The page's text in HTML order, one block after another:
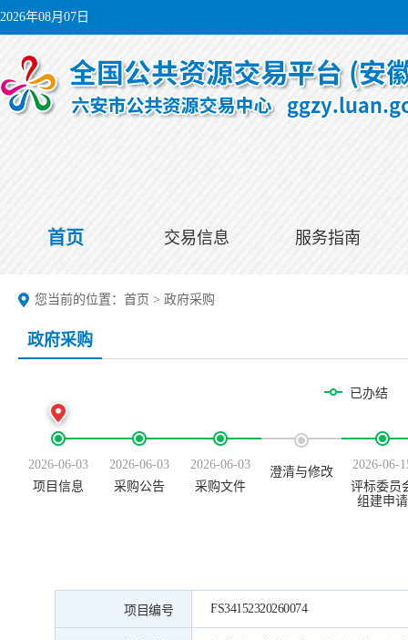
2026年08月07日
首页 交易信息 服务指南
您当前的位置： 首页 > 政府采购
政府采购
已办结
2026-06-03
项目信息
2026-06-03
采购公告
2026-06-03
采购文件
澄清与修改
2026-06-
评标委员
组建申请
项目编号 FS34152320260074